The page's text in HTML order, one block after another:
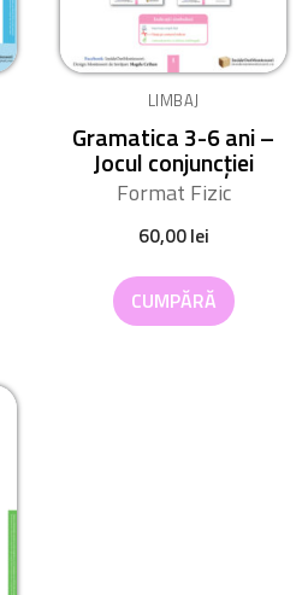
LIMBAJ
Gramatica 3-6 ani –
Jocul conjuncției
Format Fizic
60,00lei
CUMPĂRĂ